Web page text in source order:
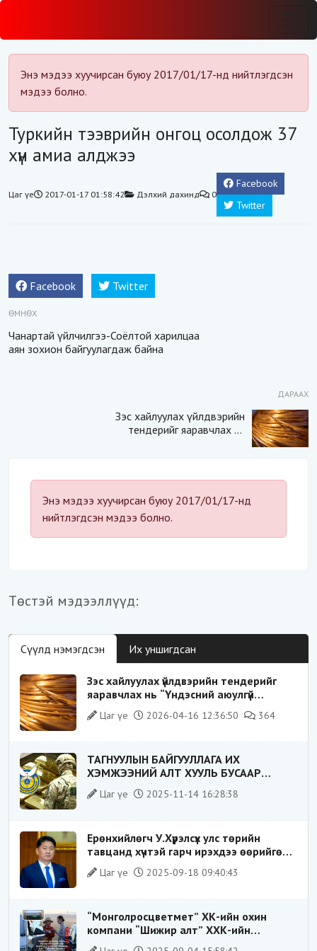
Энэ мэдээ хуучирсан буюу 2017/01/17-нд нийтлэгдсэн
мэдээ болно.
Туркийн тээврийн онгоц осолдож 37
хүн амиа алджээ
Цаг үе 2017-01-17 01:58:42 Дэлхий дахинд 0
Facebook
Twitter
Facebook Twitter
ӨМНӨХ
Чанартай үйлчилгээ-Соёлтой харилцаа
аян зохион байгуулагдаж байна
ДАРААХ
Зэс хайлуулах үйлдвэрийн
тендерийг яаравчлах нь
Энэ мэдээ хуучирсан буюу 2017/01/17-нд
нийтлэгдсэн мэдээ болно.
Төстэй мэдээллүүд:
Сүүлд нэмэгдсэн Их уншигдсан
Зэс хайлуулах үйлдвэрийн тендерийг
яаравчлах нь “Үндэсний аюулгүй
байдал“-д эрсдэлтэй юу?
Цаг үе 2026-04-16 12:36:50 364
ТАГНУУЛЫН БАЙГУУЛЛАГА ИХ
ХЭМЖЭЭНИЙ АЛТ ХУУЛЬ БУСААР
ХИЛЭЭР ГАРГАХ ГЭЖ БАЙСАН
ҮЙЛДЛИЙГ ТАСЛАН ЗОГСООЛОО
Цаг үе 2025-11-14 16:28:38
Ерөнхийлөгч У.Хүрэлсүх улс төрийн
тавцанд хүчтэй гарч ирэхдээ өөрийгөө
шударга ёсны төлөө тэмцэгч, “хуучин
тогтолцооны хонгилыг нураагч” гэсэн
Цаг үе 2025-09-18 09:40:43
“Монголросцветмет” ХК-ийн охин
компани “Шижир алт” ХХК-ийн
Гүйцэтгэх захирлаар ажиллаж байсан